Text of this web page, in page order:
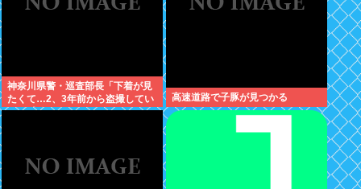
神奈川県警・巡査部長「下着が見
たくて…2、3年前から盗撮してい
る」減給
高速道路で子豚が見つかる